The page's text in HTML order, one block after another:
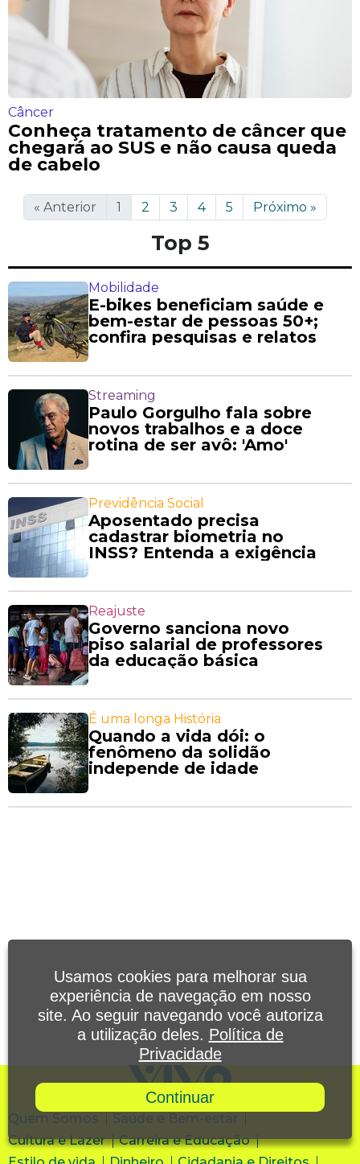
Câncer
Conheça tratamento de câncer que
chegará ao SUS e não causa queda
de cabelo
« Anterior 1 2 3 4 5 Próximo »
Top 5
Mobilidade
E-bikes beneficiam saúde e
bem-estar de pessoas 50+;
confira pesquisas e relatos
Streaming
Paulo Gorgulho fala sobre
novos trabalhos e a doce
rotina de ser avô: 'Amo'
Previdência Social
Aposentado precisa
cadastrar biometria no
INSS? Entenda a exigência
Reajuste
Governo sanciona novo
piso salarial de professores
da educação básica
É uma longa História
Quando a vida dói: o
fenômeno da solidão
independe de idade
Quem Somos
Saúde e Bem-estar
Cultura e Lazer
Carreira e Educação
Usamos cookies para melhorar sua
experiência de navegação em nosso
site. Ao seguir navegando você autoriza
a utilização deles. Política de
Privacidade
Continuar